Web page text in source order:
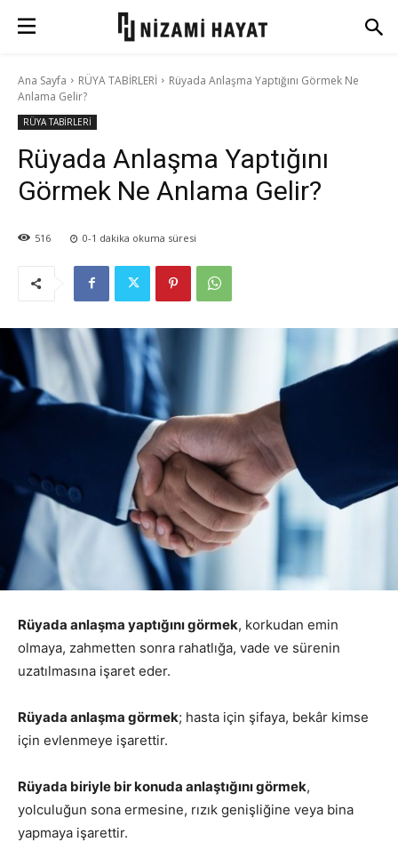
Ana Sayfa RÜYA TABİRLERİ
Rüyada Anlaşma Yaptığını Görmek Ne
Anlama Gelir?
RÜYA TABİRLERİ
Rüyada Anlaşma Yaptığını
Görmek Ne Anlama Gelir?
516 0-1 dakika okuma süresi
Rüyada anlaşma yaptığını görmek, korkudan emin
olmaya, zahmetten sonra rahatlığa, vade ve sürenin
uzatılmasına işaret eder.
Rüyada anlaşma görmek; hasta için şifaya, bekâr kimse
için evlenmeye işarettir.
Rüyada biriyle bir konuda anlaştığını görmek,
yolculuğun sona ermesine, rızık genişliğine veya bina
yapmaya işarettir.